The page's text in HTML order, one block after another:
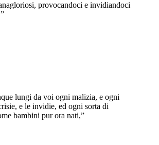
provocandoci e invidiandoci
”
lungi da voi ogni malizia, e ogni
e le invidie, ed ogni sorta di
bambini pur ora nati,”